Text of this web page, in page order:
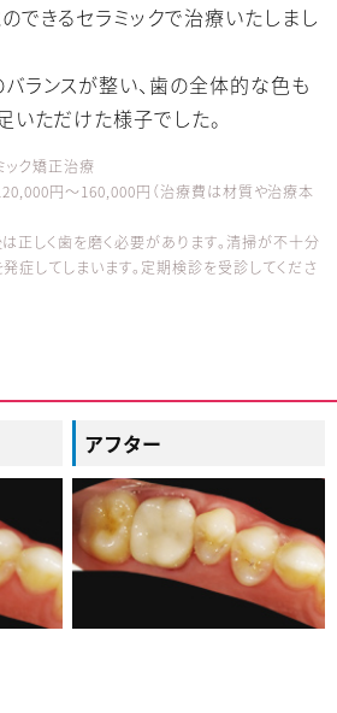
できるセラミックで治療いたしまし
ランスが整い、歯の全体的な色も
いただけた様子でした。
矯正治療
160,000円（治療費は材質や治療本
しく歯を磨く必要があります。清掃が不十分
症してしまいます。定期検診を受診してくださ
アフター